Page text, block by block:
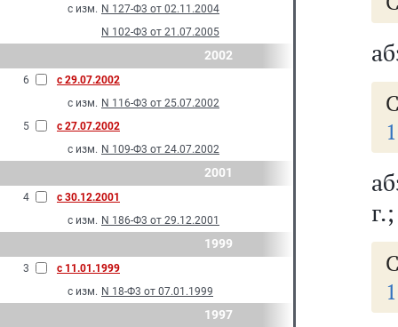
с изм. N 127-Ф3 от 02.11.2004
N 102-Ф3 от 21.07.2005
2002
6
с 29.07.2002
с изм. N 116-Ф3 от 25.07.2002
5
с 27.07.2002
с изм. N 109-Ф3 от 24.07.2002
2001
4
с 30.12.2001
с изм. N 186-Ф3 от 29.12.2001
1999
3
с 11.01.1999
с изм. N 18-Ф3 от 07.01.1999
1997
1
г.;
1